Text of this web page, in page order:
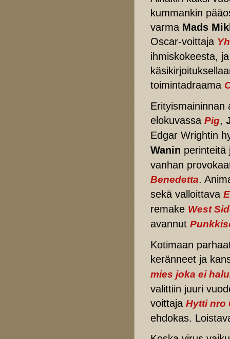
kummankin
varma Mads
Oscar-voittaja
ihmiskokeesta,
toimintadraama
elokuvassa Pig,
Edgar Wrightin
Wanin
vanhan
Benedetta.
sekä valloittava
remake West
avannut
Kotimaan
keränneet ja
mies joka ei
valittiin juuri
voittaja Hytti nro
ehdokas.